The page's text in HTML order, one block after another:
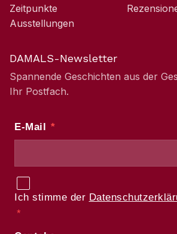
Zeitpunkte
Ausstellungen
DAMALS-Newsletter
Spannende Geschichten aus der
Ihr Postfach.